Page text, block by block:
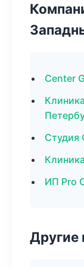
Center
Студия
ИП Pro
Другие